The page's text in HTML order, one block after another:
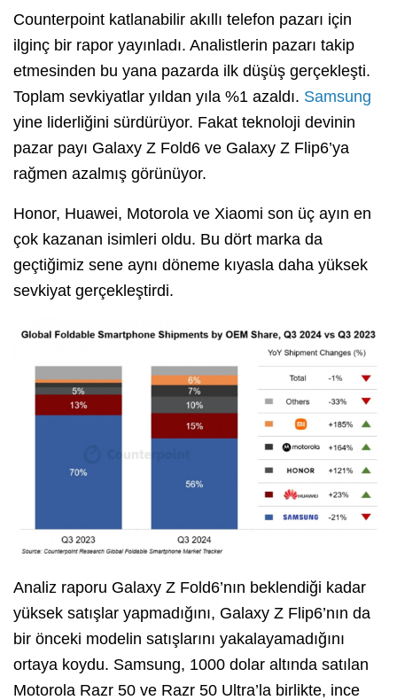
Counterpoint katlanabilir akıllı telefon pazarı için
ilginç bir rapor yayınladı. Analistlerin pazarı takip
etmesinden bu yana pazarda ilk düşüş gerçekleşti.
Toplam sevkiyatlar yıldan yıla %1 azaldı. Samsung
yine liderliğini sürdürüyor. Fakat teknoloji devinin
pazar payı Galaxy Z Fold6 ve Galaxy Z Flip6’ya
rağmen azalmış görünüyor.
Honor, Huawei, Motorola ve Xiaomi son üç ayın en
çok kazanan isimleri oldu. Bu dört marka da
geçtiğimiz sene aynı döneme kıyasla daha yüksek
sevkiyat gerçekleştirdi.
Analiz raporu Galaxy Z Fold6’nın beklendiği kadar
yüksek satışlar yapmadığını, Galaxy Z Flip6’nın da
bir önceki modelin satışlarını yakalayamadığını
ortaya koydu. Samsung, 1000 dolar altında satılan
Motorola Razr 50 ve Razr 50 Ultra’la birlikte, ince